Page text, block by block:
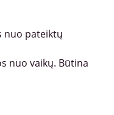
nuo pateiktų
nuo vaikų. Būtina